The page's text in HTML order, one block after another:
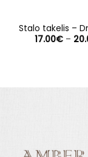
Stalo takelis –
17.00€ –